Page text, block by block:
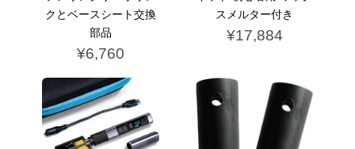
クとベースシート交換
部品
¥6,760
スメルター付き
¥17,884